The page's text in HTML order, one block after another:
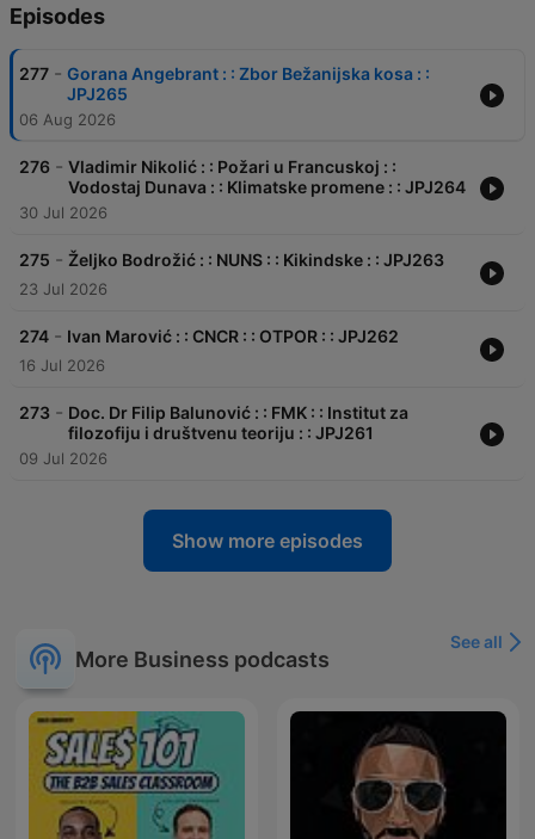
Episodes
277 - Gorana Angebrant : : Zbor Bežanijska kosa : :
JPJ265
06 Aug 2026
276 - Vladimir Nikolić : : Požari u Francuskoj : :
Vodostaj Dunava : : Klimatske promene : : JPJ264
30 Jul 2026
275 - Željko Bodrožić : : NUNS : : Kikindske : : JPJ263
23 Jul 2026
274 - Ivan Marović : : CNCR : : OTPOR : : JPJ262
16 Jul 2026
273 - Doc. Dr Filip Balunović : : FMK : : Institut za
filozofiju i društvenu teoriju : : JPJ261
09 Jul 2026
Show more episodes
More Business podcasts
See all